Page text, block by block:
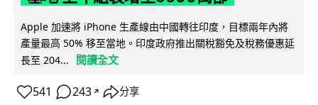
Apple 加速將 iPhone 生產線由中國轉往印度，目標兩年內將
產量最高 50% 移至當地。印度政府推出關稅豁免及稅務優惠延
長至 204...
閱讀全文
541 243 ↗ 分享